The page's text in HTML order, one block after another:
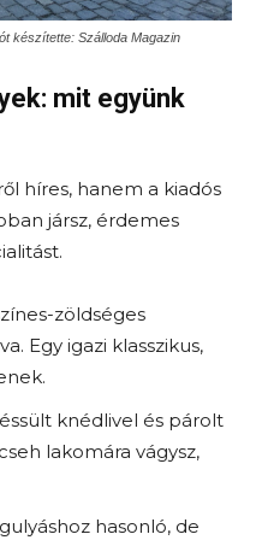
készítette: Szálloda Magazin
mit együnk
híres, hanem a kiadós
jársz, érdemes
zöldséges
Egy igazi klasszikus,
knédlivel és párolt
lakomára vágysz,
hasonló, de